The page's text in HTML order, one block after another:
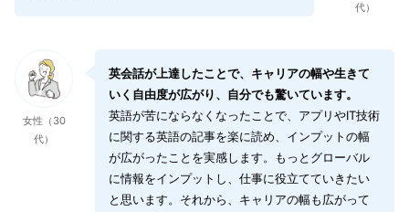
代）
女性（30
代）
英会話が上達したことで、キャリアの幅や生きて
いく自由度が広がり、自分でも驚いています。
英語が苦にならなくなったことで、アプリやIT技術
に関する英語の記事を楽に読め、インプットの幅
が広がったことを実感します。もっとグローバル
に情報をインプットし、仕事に役立てていきたい
と思います。それから、キャリアの幅も広がって